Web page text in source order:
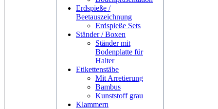
Erdspieße /
Beetauszeichnung
Erdspieße Sets
Ständer / Boxen
Ständer mit
Bodenplatte für
Halter
Etikettenstäbe
Mit Arretierung
Bambus
Kunststoff grau
Klammern